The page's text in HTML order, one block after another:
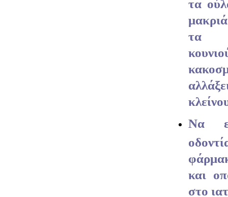
τα
τα
Να
και
στο